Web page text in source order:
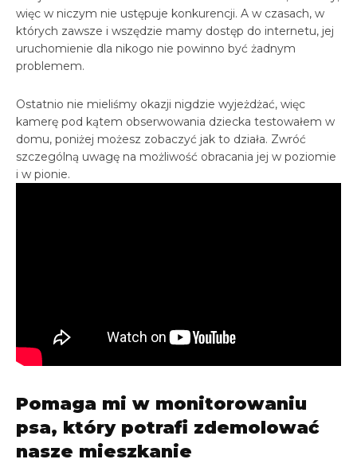
więc w niczym nie ustępuje konkurencji. A w czasach, w
których zawsze i wszędzie mamy dostęp do internetu, jej
uruchomienie dla nikogo nie powinno być żadnym
problemem.
Ostatnio nie mieliśmy okazji nigdzie wyjeżdżać, więc
kamerę pod kątem obserwowania dziecka testowałem w
domu, poniżej możesz zobaczyć jak to działa. Zwróć
szczególną uwagę na możliwość obracania jej w poziomie
i w pionie.
Pomaga mi w monitorowaniu
psa, który potrafi zdemolować
nasze mieszkanie